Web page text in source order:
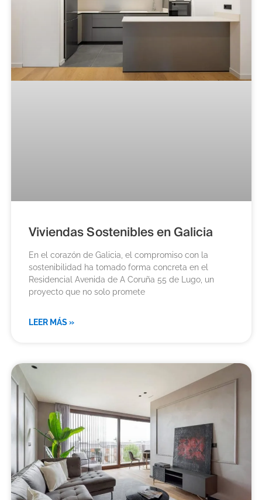
Viviendas Sostenibles en Galicia
En el corazón de Galicia, el compromiso con la
sostenibilidad ha tomado forma concreta en el
Residencial Avenida de A Coruña 55 de Lugo, un
proyecto que no solo promete
LEER MÁS »